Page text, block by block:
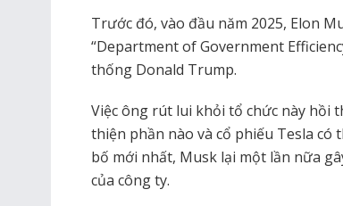
Trước đó, vào đầu năm 2025, Elon
“Department of Government
thống Donald Trump.
Việc ông rút lui khỏi tổ chức này hồi
thiện phần nào và cổ phiếu Tesla có
bố mới nhất, Musk lại một lần nữa
của công ty.